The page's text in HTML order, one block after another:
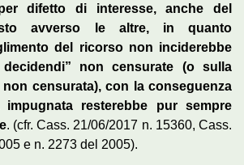
difetto di interesse, anche del
avverso le altre, in quanto
del ricorso non inciderebbe
non censurate (o sulla
non censurata), con la conseguenza
resterebbe pur sempre
. (cfr. Cass. 21/06/2017 n. 15360, Cass.
e n. 2273 del 2005).